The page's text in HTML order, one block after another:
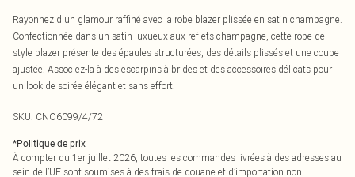
Rayonnez d'un glamour raffiné avec la robe blazer plissée en satin champagne.
Confectionnée dans un satin luxueux aux reflets champagne, cette robe de
style blazer présente des épaules structurées, des détails plissés et une coupe
ajustée. Associez-la à des escarpins à brides et des accessoires délicats pour
un look de soirée élégant et sans effort.
SKU: CNO6099/4/72
*Politique de prix
À compter du 1er juillet 2026, toutes les commandes livrées à des adresses au
sein de l’UE sont soumises à des frais de douane et d’importation non